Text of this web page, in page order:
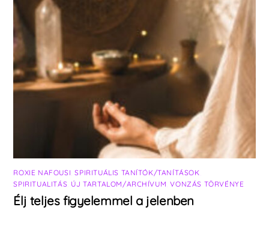
ROXIE NAFOUSI ,SPIRITUÁLIS TANÍTÓK/TANÍTÁSOK
SPIRITUALITÁS ÚJ TARTALOM/ARCHÍVUM ,VONZÁS TÖRVÉNYE
Élj teljes figyelemmel a jelenben